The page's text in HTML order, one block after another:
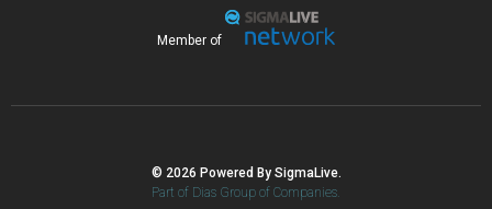
Member of
© 2026 Powered By SigmaLive.
Part of Dias Group of Companies.